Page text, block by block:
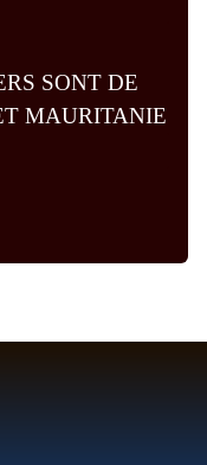
SONT DE
MAURITANIE